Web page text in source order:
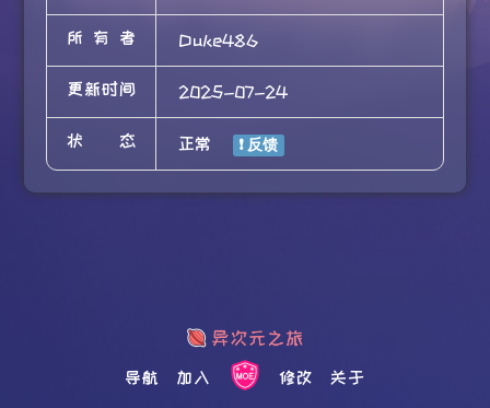
所有者 Duke486
更新时间 2025-07-24
状态 正常
导航 加入 修改 关于